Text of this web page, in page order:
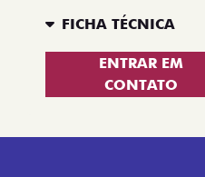
FICHA TÉCNICA
ENTRAR EM
CONTATO